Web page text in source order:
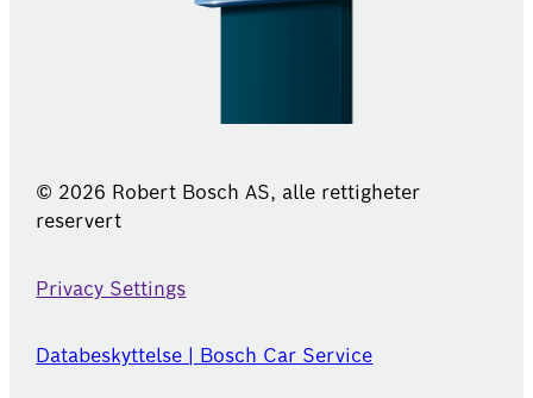
© 2026 Robert Bosch AS, alle rettigheter
reservert
Privacy Settings
Databeskyttelse | Bosch Car Service